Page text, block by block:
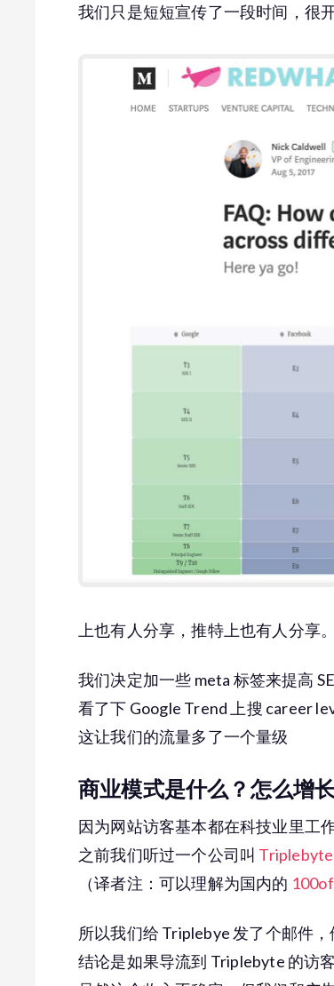
我们只是短短宣传了一段时间，很
上也有人分享，推特上也有人分享。
我们决定加一些 meta 标签来提高
看了下 Google Trend 上搜 career
这让我们的流量多了一个量级
商业模式是什么？怎么增
因为网站访客基本都在科技业里工
之前我们听过一个公司叫 Triplebyte
（译者注：可以理解为国内的
所以我们给 Triplebye 发了个邮件
结论是如果导流到 Triplebyte 的访